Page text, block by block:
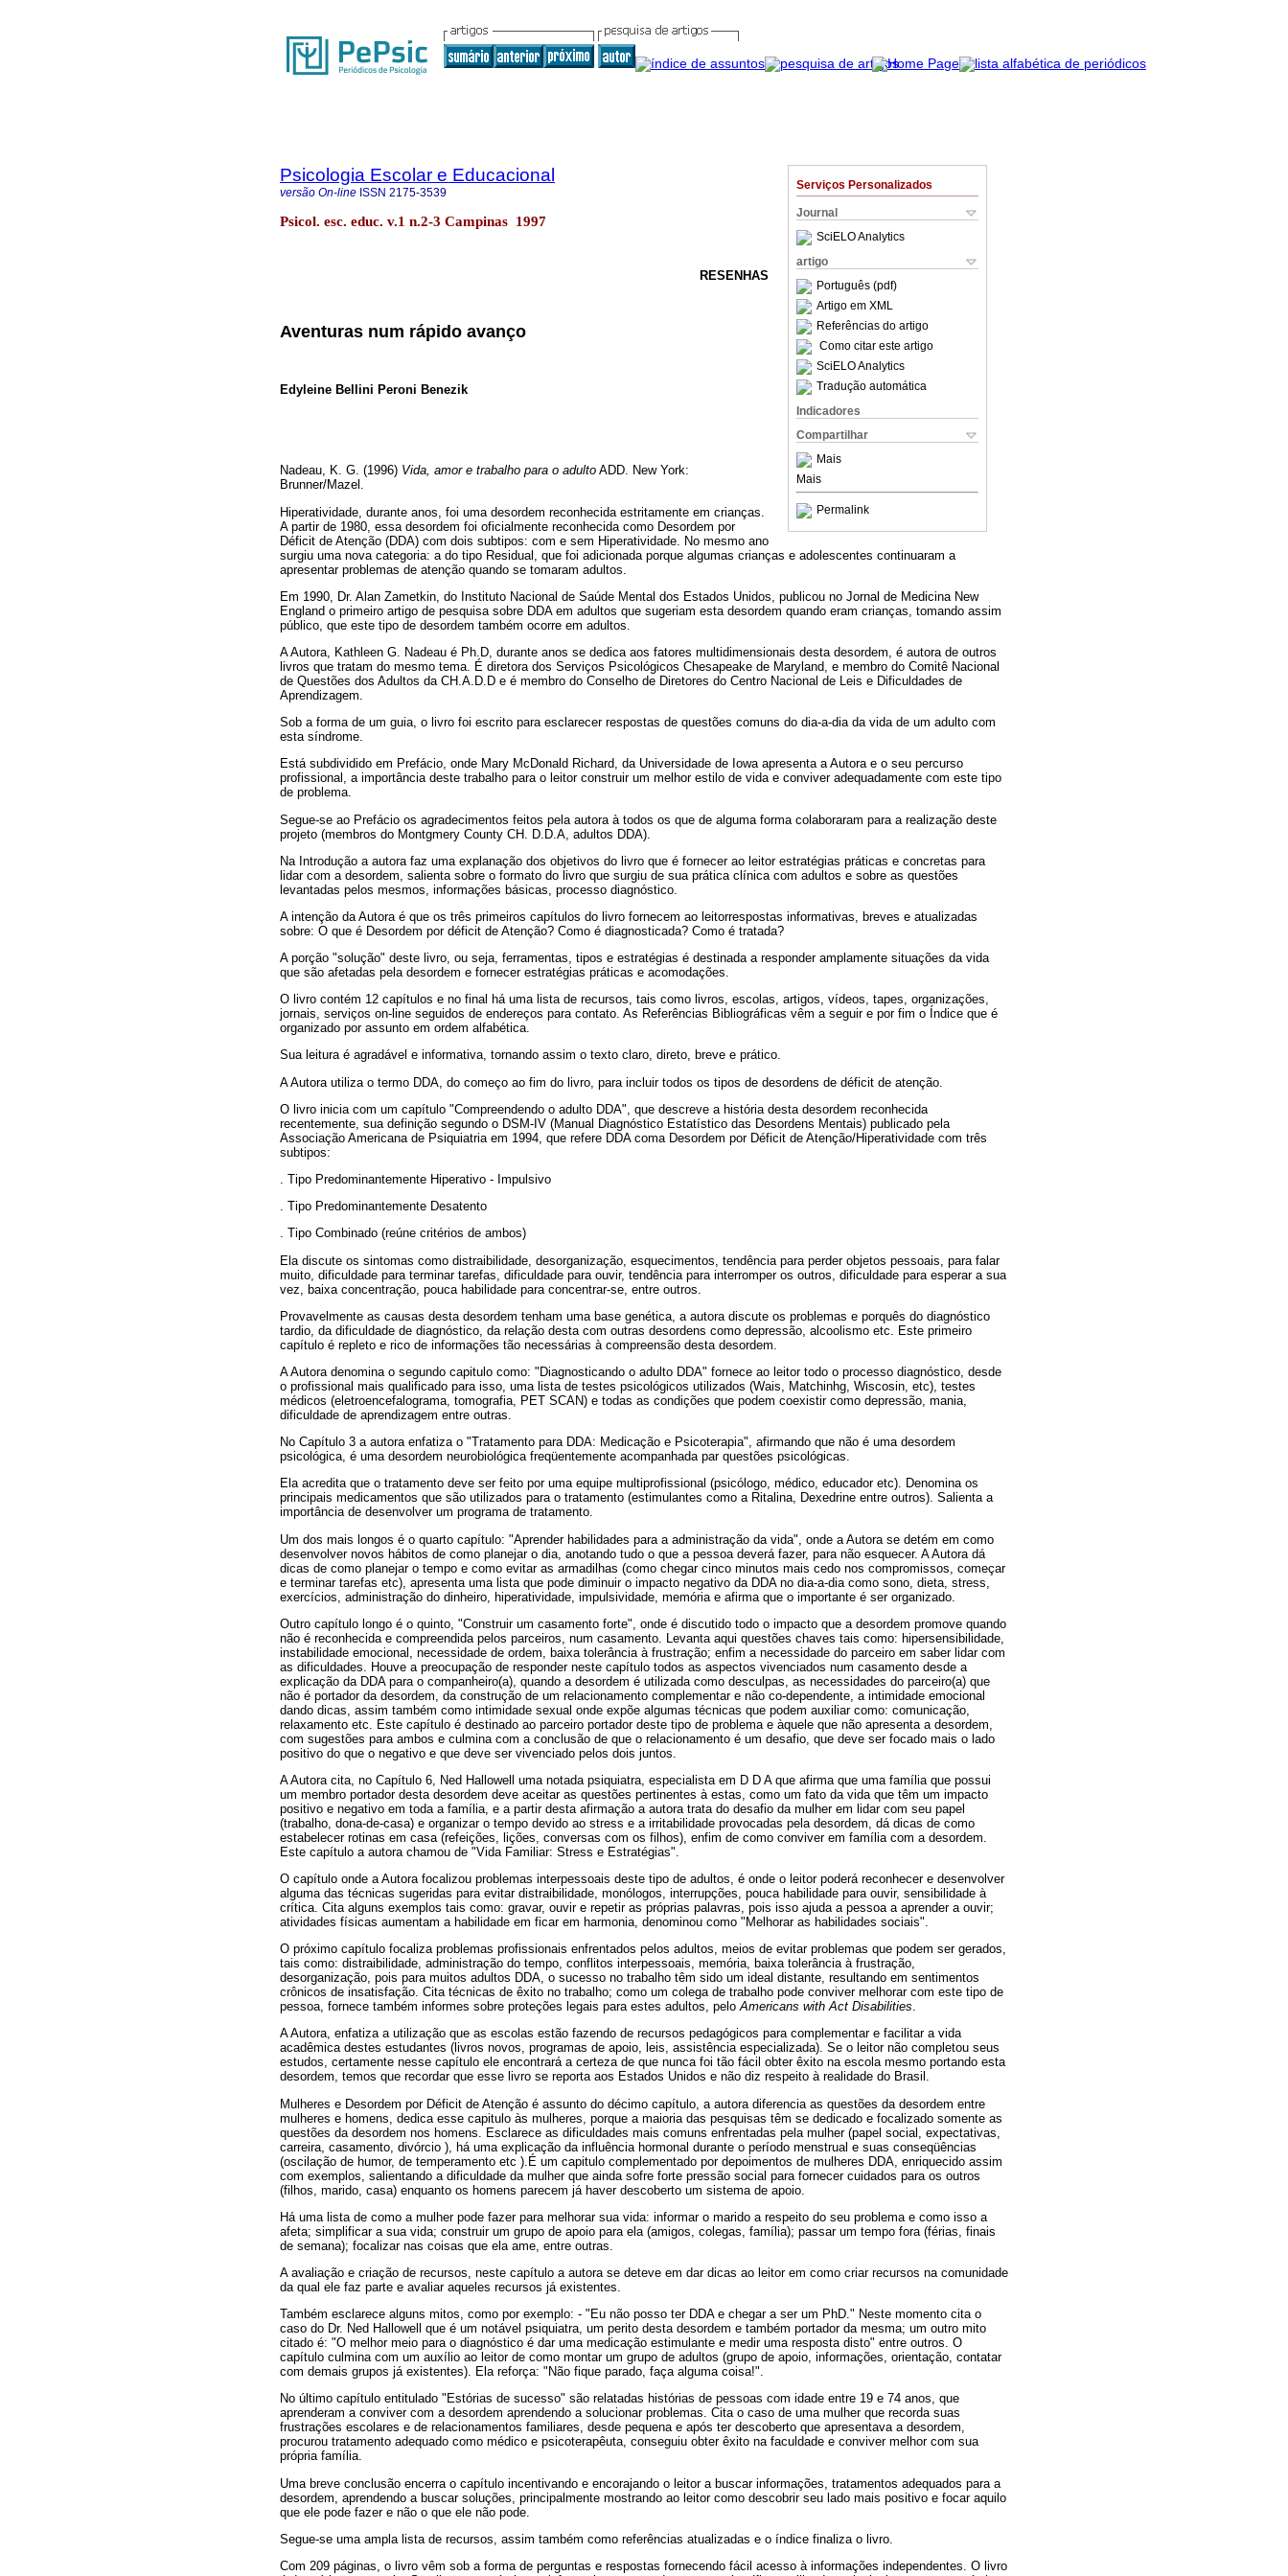
Serviços Personalizados
Journal
SciELO Analytics
artigo
Português (pdf)
Artigo em XML
Referências do artigo
Como citar este artigo
SciELO Analytics
Tradução automática
Indicadores
Compartilhar
Mais
Mais
Permalink
Psicologia Escolar e Educacional
versão On-line ISSN 2175-3539
Psicol. esc. educ. v.1 n.2-3 Campinas 1997
RESENHAS
Aventuras num rápido avanço
Edyleine Bellini Peroni Benezik
Nadeau, K. G. (1996) Vida, amor e trabalho para o adulto ADD. New York:
Brunner/Mazel.
Hiperatividade, durante anos, foi uma desordem reconhecida estritamente em crianças.
A partir de 1980, essa desordem foi oficialmente reconhecida como Desordem por
Déficit de Atenção (DDA) com dois subtipos: com e sem Hiperatividade. No mesmo ano
surgiu uma nova categoria: a do tipo Residual, que foi adicionada porque algumas crianças e adolescentes continuaram a
apresentar problemas de atenção quando se tomaram adultos.
Em 1990, Dr. Alan Zametkin, do Instituto Nacional de Saúde Mental dos Estados Unidos, publicou no Jornal de Medicina New
England o primeiro artigo de pesquisa sobre DDA em adultos que sugeriam esta desordem quando eram crianças, tomando assim
público, que este tipo de desordem também ocorre em adultos.
A Autora, Kathleen G. Nadeau é Ph.D, durante anos se dedica aos fatores multidimensionais desta desordem, é autora de outros
livros que tratam do mesmo tema. É diretora dos Serviços Psicológicos Chesapeake de Maryland, e membro do Comitê Nacional
de Questões dos Adultos da CH.A.D.D e é membro do Conselho de Diretores do Centro Nacional de Leis e Dificuldades de
Aprendizagem.
Sob a forma de um guia, o livro foi escrito para esclarecer respostas de questões comuns do dia-a-dia da vida de um adulto com
esta síndrome.
Está subdividido em Prefácio, onde Mary McDonald Richard, da Universidade de Iowa apresenta a Autora e o seu percurso
profissional, a importância deste trabalho para o leitor construir um melhor estilo de vida e conviver adequadamente com este tipo
de problema.
Segue-se ao Prefácio os agradecimentos feitos pela autora à todos os que de alguma forma colaboraram para a realização deste
projeto (membros do Montgmery County CH. D.D.A, adultos DDA).
Na Introdução a autora faz uma explanação dos objetivos do livro que é fornecer ao leitor estratégias práticas e concretas para
lidar com a desordem, salienta sobre o formato do livro que surgiu de sua prática clínica com adultos e sobre as questões
levantadas pelos mesmos, informações básicas, processo diagnóstico.
A intenção da Autora é que os três primeiros capítulos do livro fornecem ao leitorrespostas informativas, breves e atualizadas
sobre: O que é Desordem por déficit de Atenção? Como é diagnosticada? Como é tratada?
A porção "solução" deste livro, ou seja, ferramentas, tipos e estratégias é destinada a responder amplamente situações da vida
que são afetadas pela desordem e fornecer estratégias práticas e acomodações.
O livro contém 12 capítulos e no final há uma lista de recursos, tais como livros, escolas, artigos, vídeos, tapes, organizações,
jornais, serviços on-line seguidos de endereços para contato. As Referências Bibliográficas vêm a seguir e por fim o Índice que é
organizado por assunto em ordem alfabética.
Sua leitura é agradável e informativa, tornando assim o texto claro, direto, breve e prático.
A Autora utiliza o termo DDA, do começo ao fim do livro, para incluir todos os tipos de desordens de déficit de atenção.
O livro inicia com um capítulo "Compreendendo o adulto DDA", que descreve a história desta desordem reconhecida
recentemente, sua definição segundo o DSM-IV (Manual Diagnóstico Estatístico das Desordens Mentais) publicado pela
Associação Americana de Psiquiatria em 1994, que refere DDA coma Desordem por Déficit de Atenção/Hiperatividade com três
subtipos:
. Tipo Predominantemente Hiperativo - Impulsivo
. Tipo Predominantemente Desatento
. Tipo Combinado (reúne critérios de ambos)
Ela discute os sintomas como distraibilidade, desorganização, esquecimentos, tendência para perder objetos pessoais, para falar
muito, dificuldade para terminar tarefas, dificuldade para ouvir, tendência para interromper os outros, dificuldade para esperar a sua
vez, baixa concentração, pouca habilidade para concentrar-se, entre outros.
Provavelmente as causas desta desordem tenham uma base genética, a autora discute os problemas e porquês do diagnóstico
tardio, da dificuldade de diagnóstico, da relação desta com outras desordens como depressão, alcoolismo etc. Este primeiro
capítulo é repleto e rico de informações tão necessárias à compreensão desta desordem.
A Autora denomina o segundo capitulo como: "Diagnosticando o adulto DDA" fornece ao leitor todo o processo diagnóstico, desde
o profissional mais qualificado para isso, uma lista de testes psicológicos utilizados (Wais, Matchinhg, Wiscosin, etc), testes
médicos (eletroencefalograma, tomografia, PET SCAN) e todas as condições que podem coexistir como depressão, mania,
dificuldade de aprendizagem entre outras.
No Capítulo 3 a autora enfatiza o "Tratamento para DDA: Medicação e Psicoterapia", afirmando que não é uma desordem
psicológica, é uma desordem neurobiológica freqüentemente acompanhada par questões psicológicas.
Ela acredita que o tratamento deve ser feito por uma equipe multiprofissional (psicólogo, médico, educador etc). Denomina os
principais medicamentos que são utilizados para o tratamento (estimulantes como a Ritalina, Dexedrine entre outros). Salienta a
importância de desenvolver um programa de tratamento.
Um dos mais longos é o quarto capítulo: "Aprender habilidades para a administração da vida", onde a Autora se detém em como
desenvolver novos hábitos de como planejar o dia, anotando tudo o que a pessoa deverá fazer, para não esquecer. A Autora dá
dicas de como planejar o tempo e como evitar as armadilhas (como chegar cinco minutos mais cedo nos compromissos, começar
e terminar tarefas etc), apresenta uma lista que pode diminuir o impacto negativo da DDA no dia-a-dia como sono, dieta, stress,
exercícios, administração do dinheiro, hiperatividade, impulsividade, memória e afirma que o importante é ser organizado.
Outro capítulo longo é o quinto, "Construir um casamento forte", onde é discutido todo o impacto que a desordem promove quando
não é reconhecida e compreendida pelos parceiros, num casamento. Levanta aqui questões chaves tais como: hipersensibilidade,
instabilidade emocional, necessidade de ordem, baixa tolerância à frustração; enfim a necessidade do parceiro em saber lidar com
as dificuldades. Houve a preocupação de responder neste capítulo todos as aspectos vivenciados num casamento desde a
explicação da DDA para o companheiro(a), quando a desordem é utilizada como desculpas, as necessidades do parceiro(a) que
não é portador da desordem, da construção de um relacionamento complementar e não co-dependente, a intimidade emocional
dando dicas, assim também como intimidade sexual onde expõe algumas técnicas que podem auxiliar como: comunicação,
relaxamento etc. Este capítulo é destinado ao parceiro portador deste tipo de problema e àquele que não apresenta a desordem,
com sugestões para ambos e culmina com a conclusão de que o relacionamento é um desafio, que deve ser focado mais o lado
positivo do que o negativo e que deve ser vivenciado pelos dois juntos.
A Autora cita, no Capítulo 6, Ned Hallowell uma notada psiquiatra, especialista em D D A que afirma que uma família que possui
um membro portador desta desordem deve aceitar as questões pertinentes à estas, como um fato da vida que têm um impacto
positivo e negativo em toda a família, e a partir desta afirmação a autora trata do desafio da mulher em lidar com seu papel
(trabalho, dona-de-casa) e organizar o tempo devido ao stress e a irritabilidade provocadas pela desordem, dá dicas de como
estabelecer rotinas em casa (refeições, lições, conversas com os filhos), enfim de como conviver em família com a desordem.
Este capítulo a autora chamou de "Vida Familiar: Stress e Estratégias".
O capítulo onde a Autora focalizou problemas interpessoais deste tipo de adultos, é onde o leitor poderá reconhecer e desenvolver
alguma das técnicas sugeridas para evitar distraibilidade, monólogos, interrupções, pouca habilidade para ouvir, sensibilidade à
crítica. Cita alguns exemplos tais como: gravar, ouvir e repetir as próprias palavras, pois isso ajuda a pessoa a aprender a ouvir;
atividades físicas aumentam a habilidade em ficar em harmonia, denominou como "Melhorar as habilidades sociais".
O próximo capítulo focaliza problemas profissionais enfrentados pelos adultos, meios de evitar problemas que podem ser gerados,
tais como: distraibilidade, administração do tempo, conflitos interpessoais, memória, baixa tolerância à frustração,
desorganização, pois para muitos adultos DDA, o sucesso no trabalho têm sido um ideal distante, resultando em sentimentos
crônicos de insatisfação. Cita técnicas de êxito no trabalho; como um colega de trabalho pode conviver melhorar com este tipo de
pessoa, fornece também informes sobre proteções legais para estes adultos, peloAmericans with Act Disabilities.
A Autora, enfatiza a utilização que as escolas estão fazendo de recursos pedagógicos para complementar e facilitar a vida
acadêmica destes estudantes (livros novos, programas de apoio, leis, assistência especializada). Se o leitor não completou seus
estudos, certamente nesse capítulo ele encontrará a certeza de que nunca foi tão fácil obter êxito na escola mesmo portando esta
desordem, temos que recordar que esse livro se reporta aos Estados Unidos e não diz respeito à realidade do Brasil.
Mulheres e Desordem por Déficit de Atenção é assunto do décimo capítulo, a autora diferencia as questões da desordem entre
mulheres e homens, dedica esse capitulo às mulheres, porque a maioria das pesquisas têm se dedicado e focalizado somente as
questões da desordem nos homens. Esclarece as dificuldades mais comuns enfrentadas pela mulher (papel social, expectativas,
carreira, casamento, divórcio ), há uma explicação da influência hormonal durante o período menstrual e suas conseqüências
(oscilação de humor, de temperamento etc ).É um capitulo complementado por depoimentos de mulheres DDA, enriquecido assim
com exemplos, salientando a dificuldade da mulher que ainda sofre forte pressão social para fornecer cuidados para os outros
(filhos, marido, casa) enquanto os homens parecem já haver descoberto um sistema de apoio.
Há uma lista de como a mulher pode fazer para melhorar sua vida: informar o marido a respeito do seu problema e como isso a
afeta; simplificar a sua vida; construir um grupo de apoio para ela (amigos, colegas, família); passar um tempo fora (férias, finais
de semana); focalizar nas coisas que ela ame, entre outras.
A avaliação e criação de recursos, neste capítulo a autora se deteve em dar dicas ao leitor em como criar recursos na comunidade
da qual ele faz parte e avaliar aqueles recursos já existentes.
Também esclarece alguns mitos, como por exemplo: - "Eu não posso ter DDA e chegar a ser um PhD." Neste momento cita o
caso do Dr. Ned Hallowell que é um notável psiquiatra, um perito desta desordem e também portador da mesma; um outro mito
citado é: "O melhor meio para o diagnóstico é dar uma medicação estimulante e medir uma resposta disto" entre outros. O
capítulo culmina com um auxílio ao leitor de como montar um grupo de adultos (grupo de apoio, informações, orientação, contatar
com demais grupos já existentes). Ela reforça: "Não fique parado, faça alguma coisa!".
No último capítulo entitulado "Estórias de sucesso" são relatadas histórias de pessoas com idade entre 19 e 74 anos, que
aprenderam a conviver com a desordem aprendendo a solucionar problemas. Cita o caso de uma mulher que recorda suas
frustrações escolares e de relacionamentos familiares, desde pequena e após ter descoberto que apresentava a desordem,
procurou tratamento adequado como médico e psicoterapêuta, conseguiu obter êxito na faculdade e conviver melhor com sua
própria família.
Uma breve conclusão encerra o capítulo incentivando e encorajando o leitor a buscar informações, tratamentos adequados para a
desordem, aprendendo a buscar soluções, principalmente mostrando ao leitor como descobrir seu lado mais positivo e focar aquilo
que ele pode fazer e não o que ele não pode.
Segue-se uma ampla lista de recursos, assim também como referências atualizadas e o índice finaliza o livro.
Com 209 páginas, o livro vêm sob a forma de perguntas e respostas fornecendo fácil acesso à informações independentes. O livro